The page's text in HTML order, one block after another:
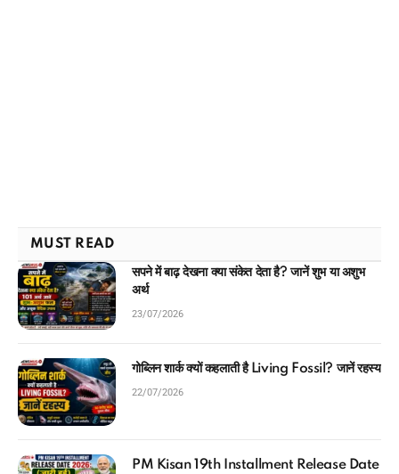
MUST READ
सपने में बाढ़ देखना क्या संकेत देता है? जानें शुभ या अशुभ
अर्थ
23/07/2026
गोब्लिन शार्क क्यों कहलाती है Living Fossil? जानें रहस्य
22/07/2026
PM Kisan 19th Installment Release Date